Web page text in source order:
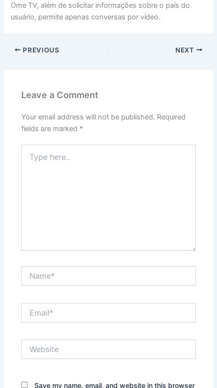
Ome TV, além de solicitar informações sobre o país do
usuário, permite apenas conversas por vídeo.
PREVIOUS NEXT
Leave a Comment
Your email address will not be published. Required
fields are marked *
here..
Save my name, email, and website in this browser